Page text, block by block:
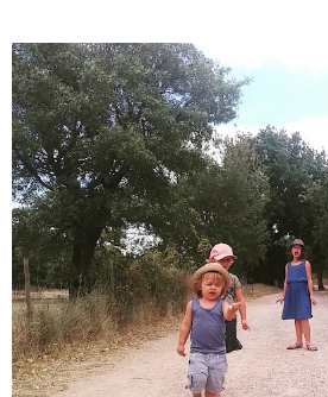
!